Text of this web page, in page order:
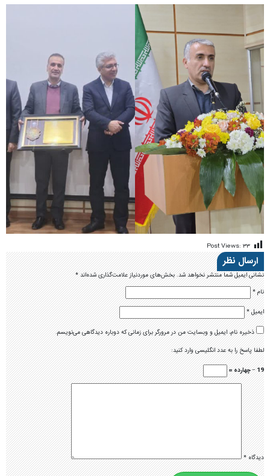
Post Views: ۳۳
ارسال نظر
نشانی ایمیل شما منتشر نخواهد شد.بخش‌های موردنیاز علامت‌گذاری شده‌اند*
نام*
ایمیل*
ذخیره نام، ایمیل و وبسایت من در مرورگر برای زمانی که دوباره دیدگاهی می‌نویسم.
لطفا پاسخ را به عدد انگلیسی وارد کنید:
19 − چهارده =
دیدگاه*